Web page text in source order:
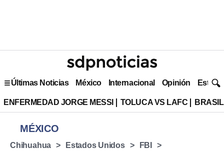
Últimas Noticias México Internacional Opinión Estilo
ENFERMEDAD JORGE MESSI TOLUCA VS LAFC
MÉXICO
Chihuahua Estados Unidos FBI